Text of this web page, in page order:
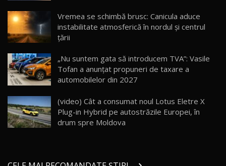
17
30:08
Noul Geely EX5 EM-i care a cucerit Moldova
AutoBlog.MD
23:36
20
Noul ZEEKR 7X / Test Drive AutoBlog.MD
29:08
Micul BYD Dolphin Surf / Test Drive
Vremea se schimbă brusc: Canicula aduce
instabilitate atmosferică în nordul și centrul
țării
„Nu suntem gata să introducem TVA”: Vasile
Tofan a anunțat propuneri de taxare a
automobilelor din 2027
(video) Cât a consumat noul Lotus Eletre X
Plug-in Hybrid pe autostrăzile Europei, în
drum spre Moldova